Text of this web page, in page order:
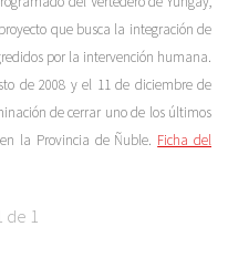
que busca la integración de
por la intervención humana.
de 2008 y el 11 de diciembre de
de cerrar uno de los últimos
la Provincia de Ñuble. Ficha del
de 1